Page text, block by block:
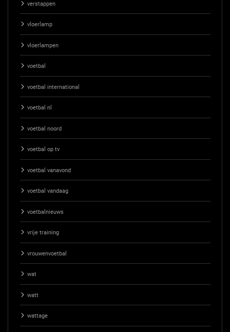
verstappen
vloerlamp
vloerlampen
voetbal
voetbal international
voetbal nl
voetbal noord
voetbal op tv
voetbal vanavond
voetbal vandaag
voetbalnieuws
vrije training
vrouwenvoetbal
wat
watt
wattage